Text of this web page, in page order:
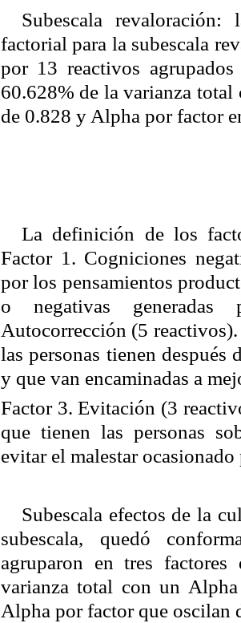
Subescala revaloración:
factorial para la subescala
por 13 reactivos
60.628% de la varianza
de 0.828 y Alpha por factor
La definición de los
Factor 1. Cogniciones
por los pensamientos
o negativas
Autocorrección (5 reactivos).
las personas tienen después
y que van encaminadas a
Factor 3. Evitación (3
que tienen las personas
evitar el malestar
Subescala efectos de la
subescala, quedó
agruparon en tres
varianza total con un Alpha
Alpha por factor que oscilan